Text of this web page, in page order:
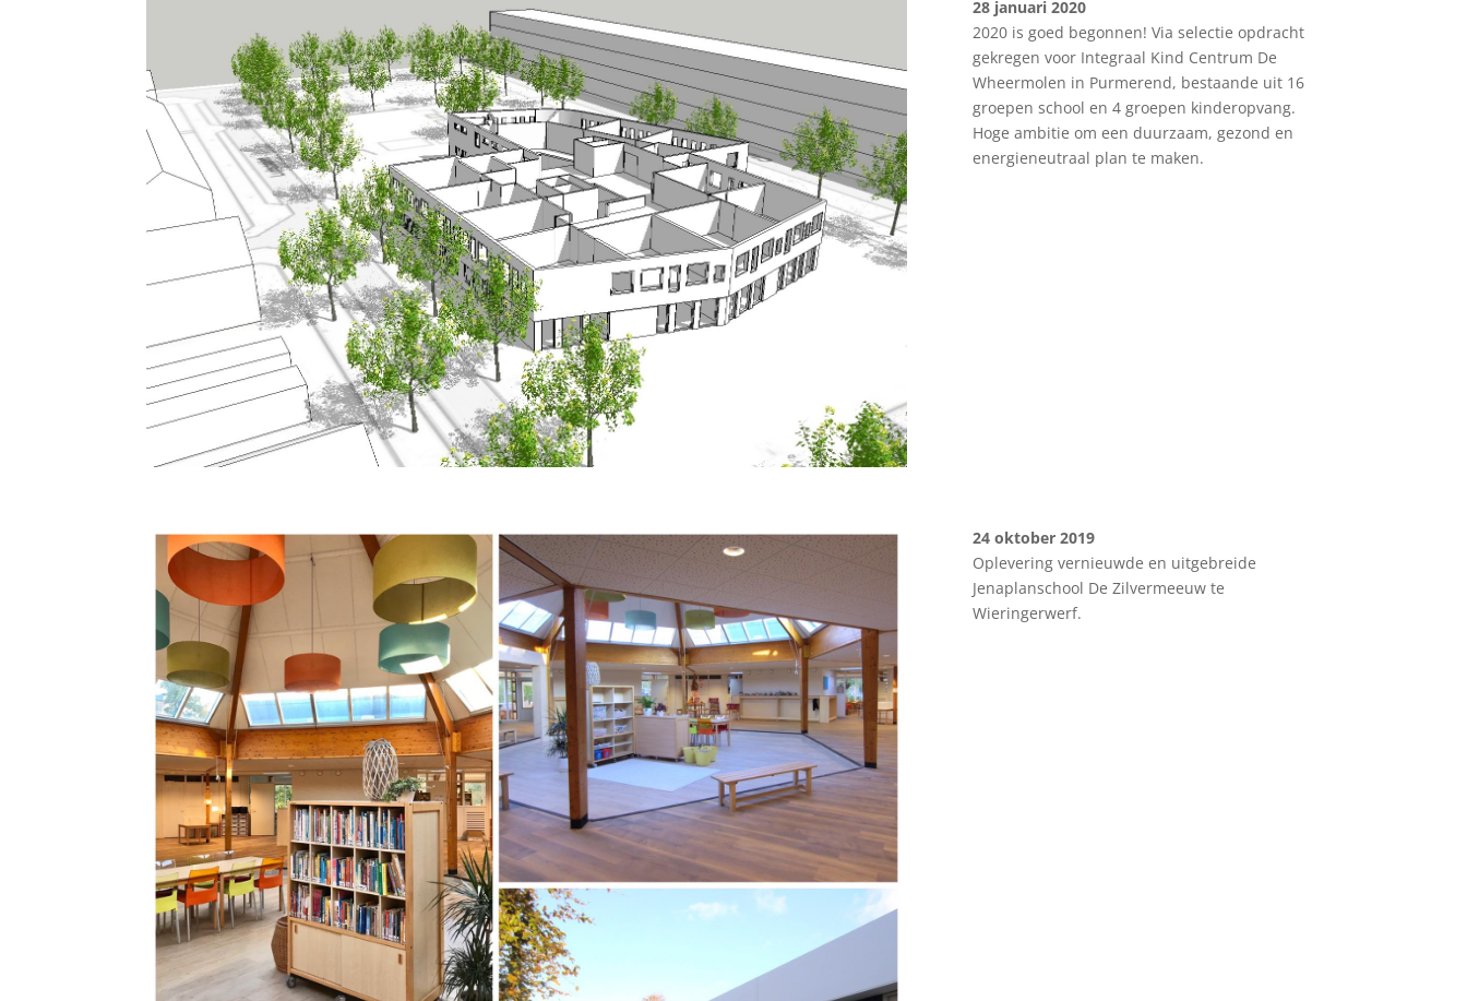
28 januari 2020
2020 is goed begonnen! Via selectie opdracht
gekregen voor Integraal Kind Centrum De
Wheermolen in Purmerend, bestaande uit 16
groepen school en 4 groepen kinderopvang.
Hoge ambitie om een duurzaam, gezond en
energieneutraal plan te maken.
24 oktober 2019
Oplevering vernieuwde en uitgebreide
Jenaplanschool De Zilvermeeuw te
Wieringerwerf.